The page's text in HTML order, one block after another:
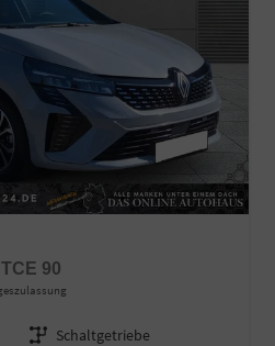
90
Getriebe Schaltgetriebe